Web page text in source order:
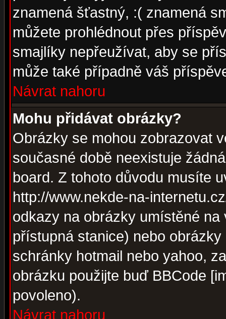
znamená šťastný, :( znamená
můžete prohlédnout přes
smajlíky nepřeužívat, aby se
může také případně váš
Návrat nahoru
Mohu přidávat obrázky?
Obrázky se mohou zobrazovat
současné době neexistuje
board. Z tohoto důvodu musíte
http://www.nekde-na-
odkazy na obrázky umístěné
přístupná stanice) nebo
schránky hotmail nebo yahoo,
obrázku použijte buď BBCode
povoleno).
Návrat nahoru